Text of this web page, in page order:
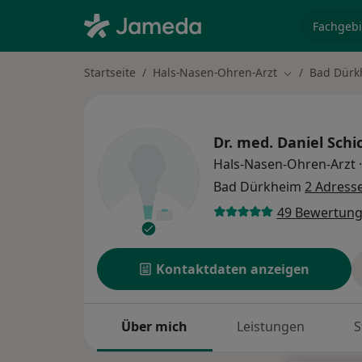
Startseite Hals-Nasen-Ohren-Arzt Stadt ändern
Bad
Dr. med. Daniel
Hals-Nasen-Ohren-Arzt ·
Bad Dürkheim 2
49
Kontaktdaten anzeigen
Über mich Leistungen